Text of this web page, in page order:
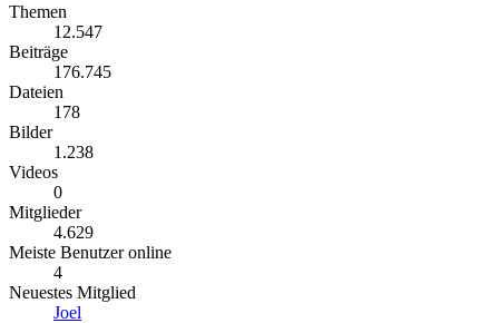
Themen
12.547
Beiträge
176.745
Dateien
178
Bilder
1.238
Videos
0
Mitglieder
4.629
Meiste Benutzer online
4
Neuestes Mitglied
Joel